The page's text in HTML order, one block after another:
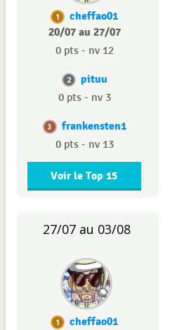
1
cheffao01
20/07 au 27/07
0 pts - nv 12
2 pituu
0 pts - nv 3
3 frankensten1
0 pts - nv 13
Voir le Top 15
27/07 au 03/08
1
cheffao01